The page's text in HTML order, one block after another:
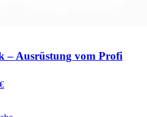
– Ausrüstung vom Profi